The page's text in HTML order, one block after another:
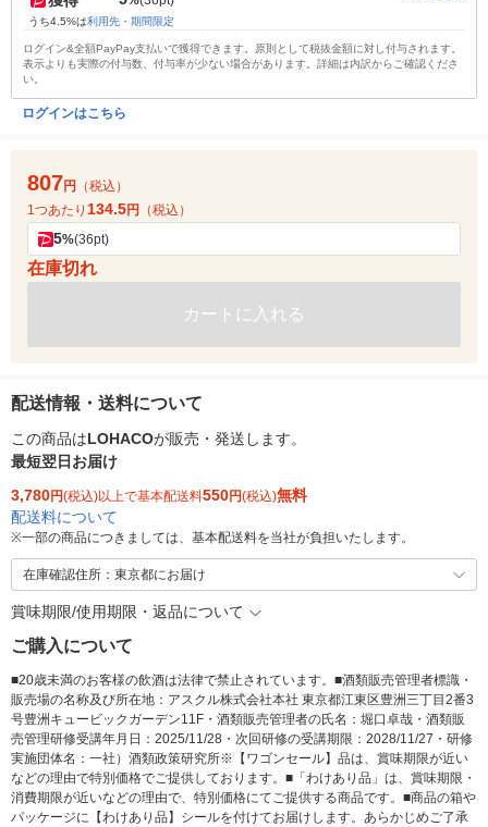
うち4.5%は利用先・期間限定
ログイン&全額PayPay支払いで獲得できます。原則として税抜金額に対し付与されます。
表示よりも実際の付与数、付与率が少ない場合があります。詳細は内訳からご確認くださ
い。
ログインはこちら
807円
（税込）
1つあたり 134.5円 （税込）
5%(36pt)
在庫切れ
カートに入れる
配送情報・送料について
この商品はLOHACOが販売・発送します。
最短翌日お届け
3,780円(税込)以上で基本配送料550円(税込)無料
配送料について
※一部の商品につきましては、基本配送料を当社が負担いたします。
在庫確認住所：東京都にお届け
賞味期限/使用期限・返品について
ご購入について
■20歳未満のお客様の飲酒は法律で禁止されています。■酒類販売管理者標識・
販売場の名称及び所在地：アスクル株式会社本社 東京都江東区豊洲三丁目2番3
号豊洲キュービックガーデン11F・酒類販売管理者の氏名：堀口卓哉・酒類販
売管理研修受講年月日：2025/11/28・次回研修の受講期限：2028/11/27・研修
実施団体名：一社）酒類政策研究所※【ワゴンセール】品は、賞味期限が近い
などの理由で特別価格でご提供しております。■「わけあり品」は、賞味期限・
消費期限が近いなどの理由で、特別価格にてご提供する商品です。■商品の箱や
パッケージに【わけあり品】シールを付けてお届けします。あらかじめご了承